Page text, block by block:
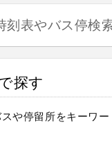
刻表やバス停検
探す
や停留所をキーワ